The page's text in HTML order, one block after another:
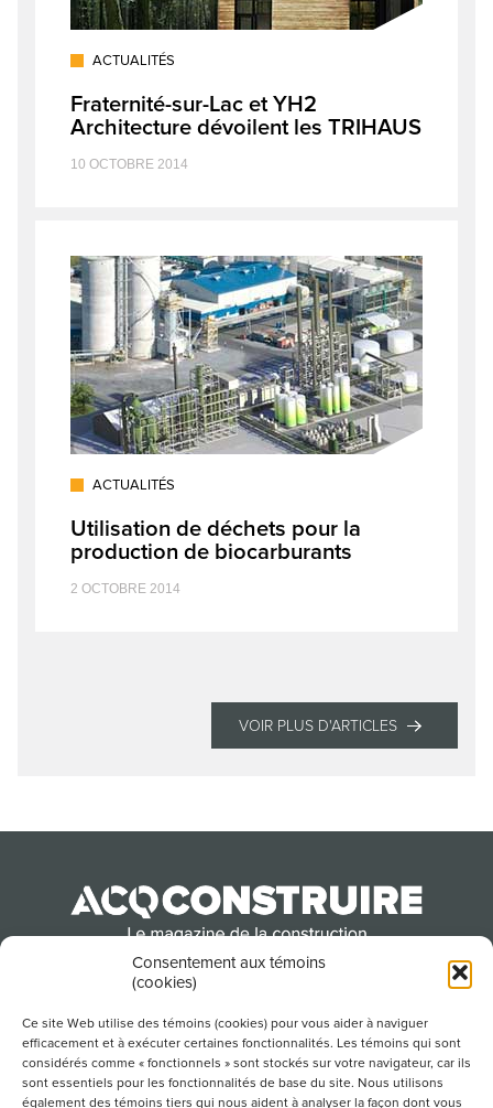
Consentement aux témoins
(cookies)
Ce site Web utilise des témoins (cookies) pour vous aider à naviguer
efficacement et à exécuter certaines fonctionnalités. Les témoins qui sont
considérés comme « fonctionnels » sont stockés sur votre navigateur, car ils
sont essentiels pour les fonctionnalités de base du site. Nous utilisons
également des témoins tiers qui nous aident à analyser la façon dont vous
ACTUALITÉS
Fraternité-sur-Lac et YH2
Architecture dévoilent les TRIHAUS
10 OCTOBRE 2014
ACTUALITÉS
Utilisation de déchets pour la
production de biocarburants
2 OCTOBRE 2014
VOIR PLUS D'ARTICLES
Québec
POUR S’ABONNER À NOTRE INFOLETTRE